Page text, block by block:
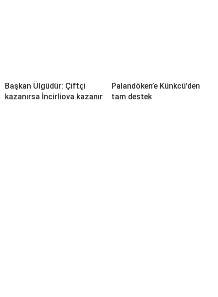
Başkan Ülgüdür: Çiftçi
kazanırsa İncirliova kazanır
Palandöken’e Künkcü’den
tam destek